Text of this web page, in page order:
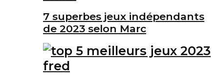
7 superbes jeux indépendants
de 2023 selon Marc